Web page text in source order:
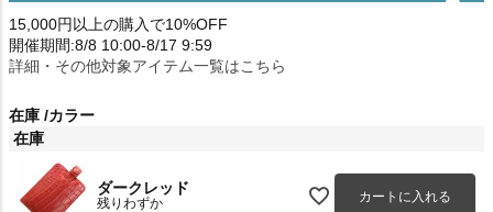
15,000円以上の購入で10%OFF
開催期間:8/8 10:00-8/17 9:59
詳細・その他対象アイテム一覧はこちら
在庫 カラー
在庫
ダークレッド
残りわずか カートに入れる